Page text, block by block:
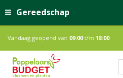
Gereedschap
Vandaag geopend van 09:00t/m 18:00